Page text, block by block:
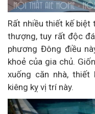
Rất nhiều thiết kế
thượng, tuy rất độc
phương Đông điều
khoẻ của gia chủ.
xuống căn nhà,
kiêng kỵ vị trí này.